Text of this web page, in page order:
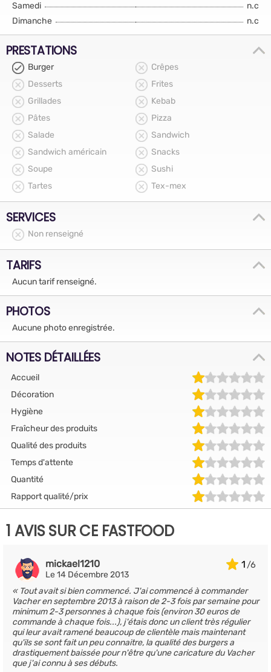
Samedi
n.c
Dimanche
n.c
PRESTATIONS
Burger
Crêpes
Desserts
Frites
Grillades
Kebab
Pâtes
Pizza
Salade
Sandwich
Sandwich américain
Snacks
Soupe
Sushi
Tartes
Tex-mex
SERVICES
Non renseigné
TARIFS
Aucun tarif renseigné.
PHOTOS
Aucune photo enregistrée.
NOTES DÉTAILLÉES
Accueil
Décoration
Hygiène
Fraîcheur des produits
Qualité des produits
Temps d'attente
Quantité
Rapport qualité/prix
1 AVIS SUR CE FASTFOOD
1
mickael1210
Le 14 Décembre 2013
Tout avait si bien commencé. J'ai commencé à commander
Vacher en septembre 2013 à raison de 2-3 fois par semaine pour
minimum 2-3 personnes à chaque fois (environ 30 euros de
commande à chaque fois...), j'étais donc un client très régulier
qui leur avait ramené beaucoup de clientèle mais maintenant
qu'ils se sont fait un peu connaitre, la qualité des burgers a
drastiquement baissée pour n'être qu'une caricature du Vacher
que j'ai connu à ses débuts.